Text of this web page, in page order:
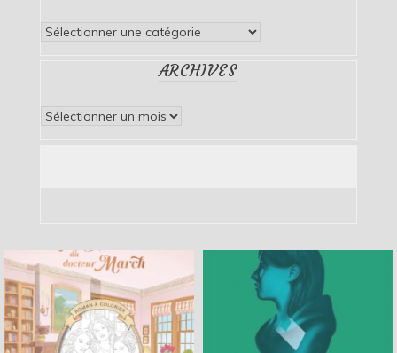
Catégories
ARCHIVES
Archives